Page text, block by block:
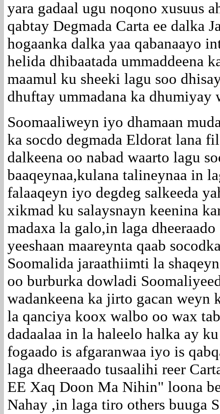
yara gadaal ugu noqono xusuus
qabtay Degmada Carta ee dalka
hogaanka dalka yaa qabanaayo
helida dhibaatada ummaddeena
maamul ku sheeki lagu soo
dhuftay ummadana ka dhumiyay
Soomaaliweyn iyo dhamaan
ka socdo degmada Eldorat lana
dalkeena oo nabad waarto lagu
baaqeynaa,kulana talineynaa in
falaaqeyn iyo degdeg salkeeda
xikmad ku salaysnayn keenina
madaxa la galo,in laga
yeeshaan maareynta qaab
Soomalida jaraathiimti la
oo burburka dowladi
wadankeena ka jirto gacan weyn
la qanciya koox walbo oo wax
dadaalaa in la haleelo halka ay
fogaado is afgaranwaa iyo is
laga dheeraado tusaalihi reer
EE Xaq Doon Ma Nihin" loona
Nahay ,in laga tiro others buuga